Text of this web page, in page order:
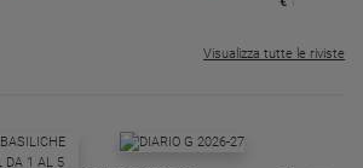
Visualizza tutte le riviste